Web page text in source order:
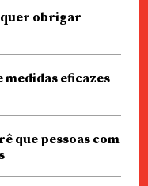
quer obrigar
medidas eficazes
que pessoas com